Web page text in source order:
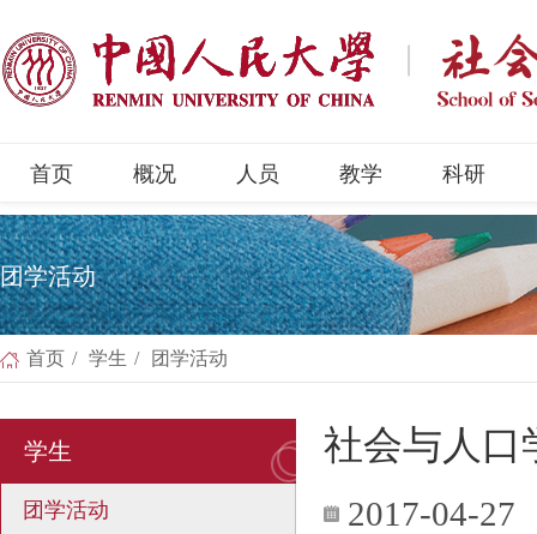
首页 概况 人员 教学 科研
团学活动
首页 / 学生 / 团学活动
学生
团学活动
社会与人口
2017-04-27